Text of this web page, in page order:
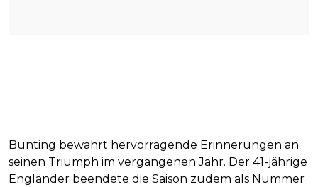
Bunting bewahrt hervorragende Erinnerungen an
seinen Triumph im vergangenen Jahr. Der 41-jährige
Engländer beendete die Saison zudem als Nummer